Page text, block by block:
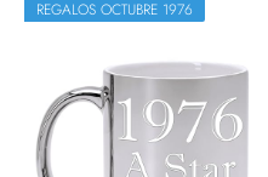
REGALOS OCTUBRE 1976